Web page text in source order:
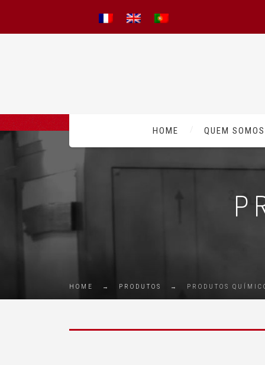
HOME QUEM
HOME → PRODUTOS → PRODUTOS